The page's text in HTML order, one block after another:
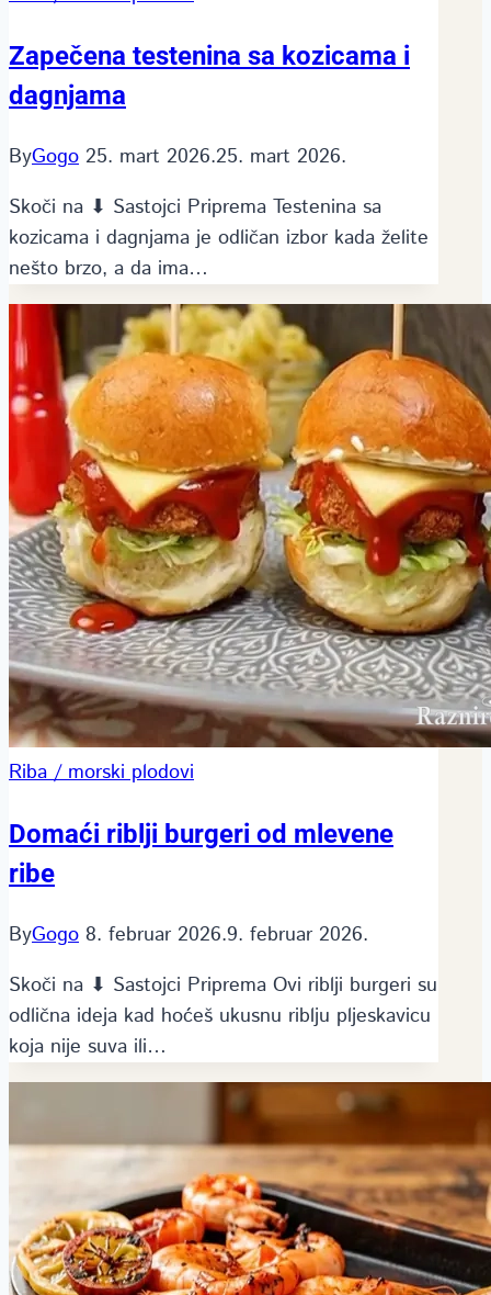
Zapečena testenina sa kozicama i
dagnjama
ByGogo 25. mart 2026.25. mart 2026.
Skoči na ⬇ Sastojci Priprema Testenina sa
kozicama i dagnjama je odličan izbor kada želite
nešto brzo, a da ima…
Riba / morski plodovi
Domaći riblji burgeri od mlevene
ribe
ByGogo 8. februar 2026.9. februar 2026.
Skoči na ⬇ Sastojci Priprema Ovi riblji burgeri su
odlična ideja kad hoćeš ukusnu riblju pljeskavicu
koja nije suva ili…